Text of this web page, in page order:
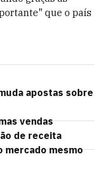
que o país
apostas sobre
vendas
de receita
mercado mesmo